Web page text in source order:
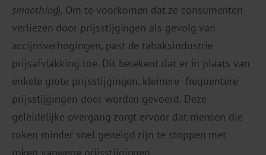
smoothing). Om te voorkomen dat ze consumenten
verliezen door prijsstijgingen als gevolg van
accijnsverhogingen, past de tabaksindustrie
prijsafvlakking toe. Dit betekent dat er in plaats van
enkele grote prijsstijgingen, kleinere frequentere
prijsstijgingen door worden gevoerd. Deze
geleidelijke overgang zorgt ervoor dat mensen die
roken minder snel geneigd zijn te stoppen met